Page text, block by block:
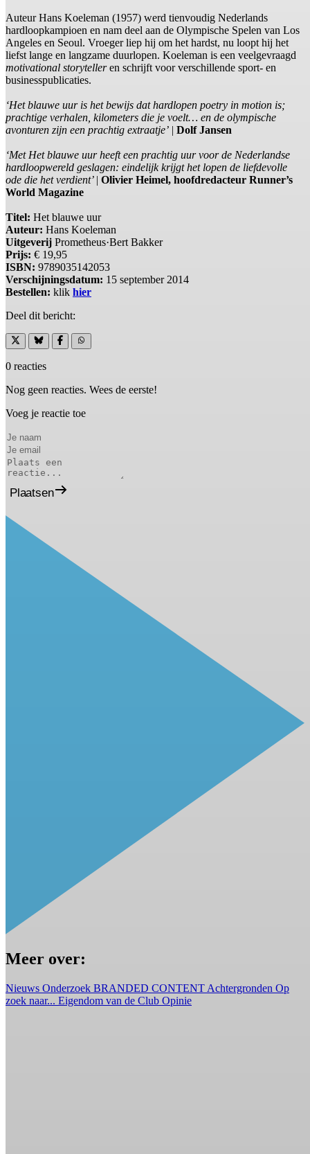
Auteur Hans Koeleman (1957) werd tienvoudig Nederlands
hardloopkampioen en nam deel aan de Olympische Spelen van Los
Angeles en Seoul. Vroeger liep hij om het hardst, nu loopt hij het
liefst lange en langzame duurlopen. Koeleman is een veelgevraagd
motivational storytelleren schrijft voor verschillende sport- en
businesspublicaties.
‘Het blauwe uur is het bewijs dat hardlopen poetry in motion is;
prachtige verhalen, kilometers die je voelt… en de olympische
avonturen zijn een prachtig extraatje’ | Dolf Jansen
‘Met Het blauwe uur heeft een prachtig uur voor de Nederlandse
hardloopwereld geslagen: eindelijk krijgt het lopen de liefdevolle
ode die het verdient’ | Olivier Heimel, hoofdredacteur Runner’s
World Magazine
Titel: Het blauwe uur
Auteur: Hans Koeleman
Uitgeverij Prometheus·Bert Bakker
Prijs: € 19,95
ISBN: 9789035142053
Verschijningsdatum: 15 september 2014
Bestellen: klik hier
Deel dit bericht:
0 reacties
Nog geen reacties. Wees de eerste!
Voeg je reactie toe
Plaatsen
Meer over:
Nieuws Onderzoek BRANDED CONTENT Achtergronden Op
zoek naar... Eigendom van de Club Opinie